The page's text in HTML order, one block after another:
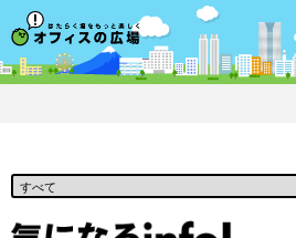
オフィスの広場